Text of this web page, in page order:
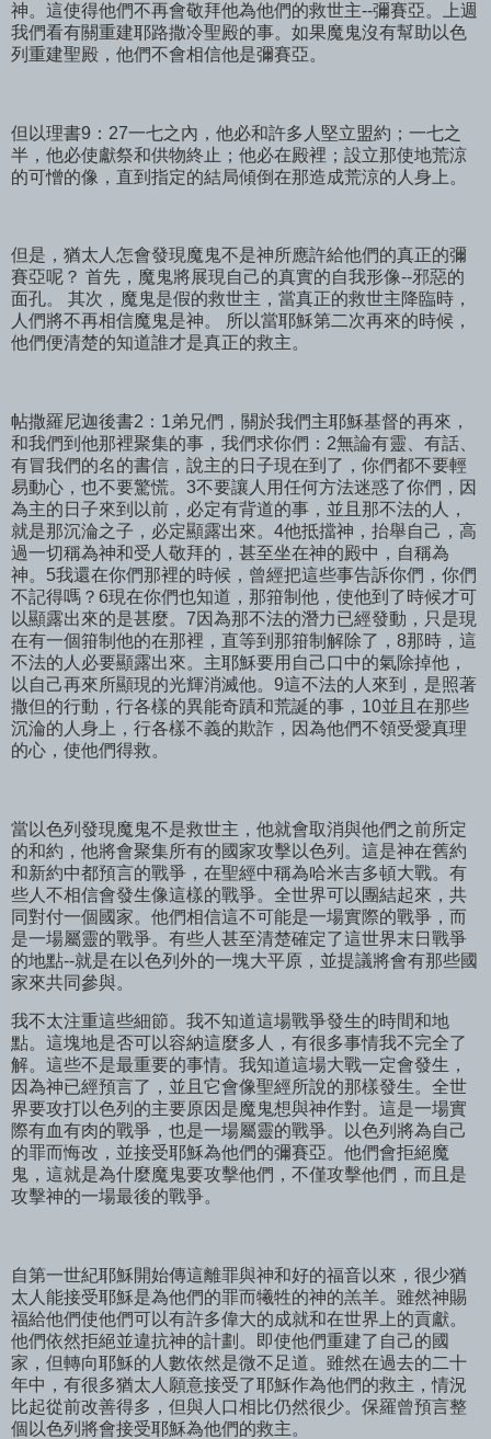
神。這使得他們不再會敬拜他為他們的救世主--彌賽亞。上週
我們看有關重建耶路撒冷聖殿的事。如果魔鬼沒有幫助以色
列重建聖殿，他們不會相信他是彌賽亞。
但以理書9：27一七之內，他必和許多人堅立盟約；一七之
半，他必使獻祭和供物終止；他必在殿裡；設立那使地荒涼
的可憎的像，直到指定的結局傾倒在那造成荒涼的人身上。
但是，猶太人怎會發現魔鬼不是神所應許給他們的真正的彌
賽亞呢？ 首先，魔鬼將展現自己的真實的自我形像--邪惡的
面孔。 其次，魔鬼是假的救世主，當真正的救世主降臨時，
人們將不再相信魔鬼是神。 所以當耶穌第二次再來的時候，
他們便清楚的知道誰才是真正的救主。
帖撒羅尼迦後書2：1弟兄們，關於我們主耶穌基督的再來，
和我們到他那裡聚集的事，我們求你們：2無論有靈、有話、
有冒我們的名的書信，說主的日子現在到了，你們都不要輕
易動心，也不要驚慌。3不要讓人用任何方法迷惑了你們，因
為主的日子來到以前，必定有背道的事，並且那不法的人，
就是那沉淪之子，必定顯露出來。4他抵擋神，抬舉自己，高
過一切稱為神和受人敬拜的，甚至坐在神的殿中，自稱為
神。5我還在你們那裡的時候，曾經把這些事告訴你們，你們
不記得嗎？6現在你們也知道，那箝制他，使他到了時候才可
以顯露出來的是甚麼。7因為那不法的潛力已經發動，只是現
在有一個箝制他的在那裡，直等到那箝制解除了，8那時，這
不法的人必要顯露出來。主耶穌要用自己口中的氣除掉他，
以自己再來所顯現的光輝消滅他。9這不法的人來到，是照著
撒但的行動，行各樣的異能奇蹟和荒誕的事，10並且在那些
沉淪的人身上，行各樣不義的欺詐，因為他們不領受愛真理
的心，使他們得救。
當以色列發現魔鬼不是救世主，他就會取消與他們之前所定
的和約，他將會聚集所有的國家攻擊以色列。這是神在舊約
和新約中都預言的戰爭，在聖經中稱為哈米吉多頓大戰。有
些人不相信會發生像這樣的戰爭。全世界可以團結起來，共
同對付一個國家。他們相信這不可能是一場實際的戰爭，而
是一場屬靈的戰爭。有些人甚至清楚確定了這世界末日戰爭
的地點--就是在以色列外的一塊大平原，並提議將會有那些國
家來共同參與。
我不太注重這些細節。我不知道這場戰爭發生的時間和地
點。這塊地是否可以容納這麼多人，有很多事情我不完全了
解。這些不是最重要的事情。我知道這場大戰一定會發生，
因為神已經預言了，並且它會像聖經所說的那樣發生。全世
界要攻打以色列的主要原因是魔鬼想與神作對。這是一場實
際有血有肉的戰爭，也是一場屬靈的戰爭。以色列將為自己
的罪而悔改，並接受耶穌為他們的彌賽亞。他們會拒絕魔
鬼，這就是為什麼魔鬼要攻擊他們，不僅攻擊他們，而且是
攻擊神的一場最後的戰爭。
自第一世紀耶穌開始傳這離罪與神和好的福音以來，很少猶
太人能接受耶穌是為他們的罪而犧牲的神的羔羊。雖然神賜
福給他們使他們可以有許多偉大的成就和在世界上的貢獻。
他們依然拒絕並違抗神的計劃。即使他們重建了自己的國
家，但轉向耶穌的人數依然是微不足道。雖然在過去的二十
年中，有很多猶太人願意接受了耶穌作為他們的救主，情況
比起從前改善得多，但與人口相比仍然很少。保羅曾預言整
個以色列將會接受耶穌為他們的救主。